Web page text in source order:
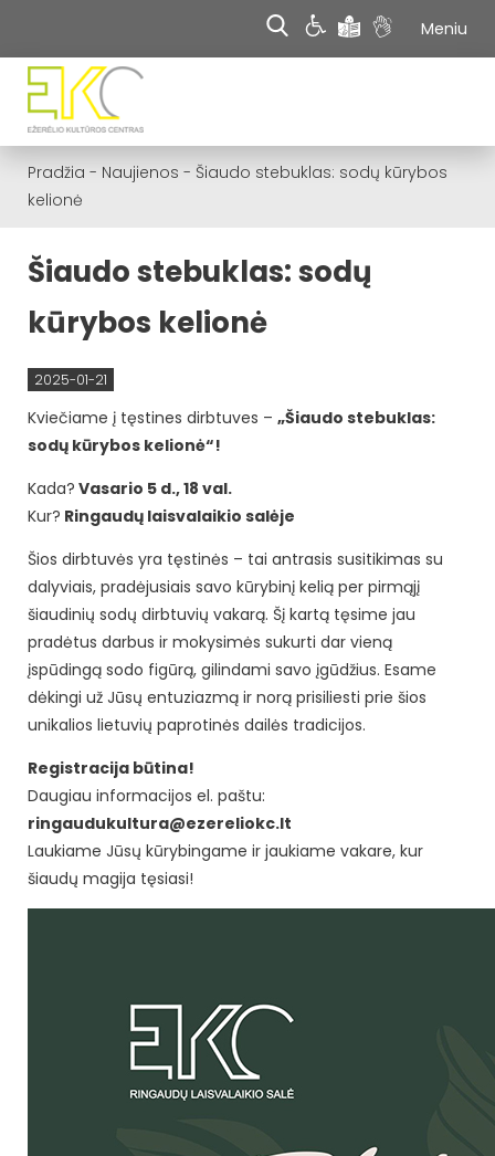
Meniu
Pradžia - Naujienos - Šiaudo stebuklas: sodų kūrybos
kelionė
Šiaudo stebuklas: sodų
kūrybos kelionė
2025-01-21
Kviečiame į tęstines dirbtuves – „Šiaudo stebuklas:
sodų kūrybos kelionė“!
Kada? Vasario 5 d., 18 val.
Kur? Ringaudų laisvalaikio salėje
Šios dirbtuvės yra tęstinės – tai antrasis susitikimas su
dalyviais, pradėjusiais savo kūrybinį kelią per pirmąjį
šiaudinių sodų dirbtuvių vakarą. Šį kartą tęsime jau
pradėtus darbus ir mokysimės sukurti dar vieną
įspūdingą sodo figūrą, gilindami savo įgūdžius. Esame
dėkingi už Jūsų entuziazmą ir norą prisiliesti prie šios
unikalios lietuvių paprotinės dailės tradicijos.
Registracija būtina!
Daugiau informacijos el. paštu:
ringaudukultura@ezereliokc.lt
Laukiame Jūsų kūrybingame ir jaukiame vakare, kur
šiaudų magija tęsiasi!